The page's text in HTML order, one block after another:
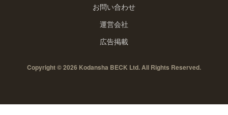
お問い合わせ
運営会社
広告掲載
Copyright © 2026 Kodansha BECK Ltd. All Rights Reserved.